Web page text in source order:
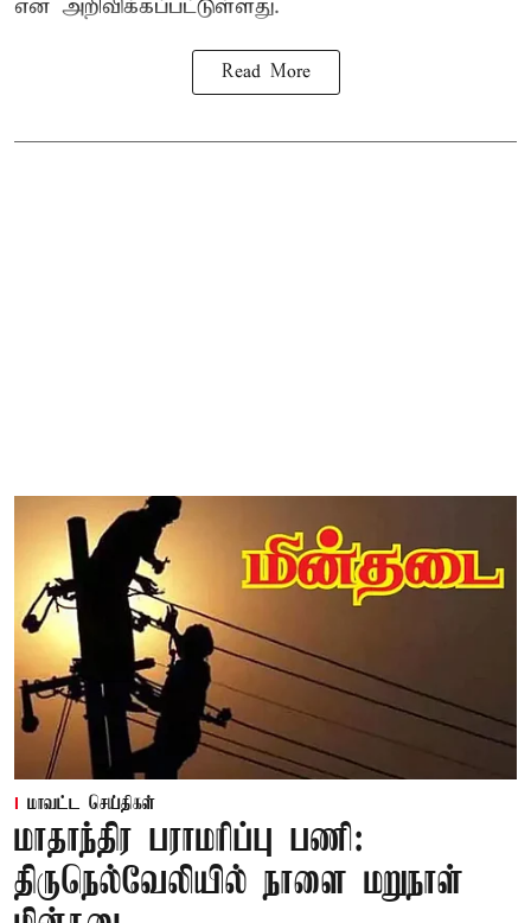
என அறிவிக்கப்பட்டுள்ளது.
Read More
மாவட்ட செய்திகள்
மாதாந்திர பராமரிப்பு பணி:
திருநெல்வேலியில் நாளை மறுநாள்